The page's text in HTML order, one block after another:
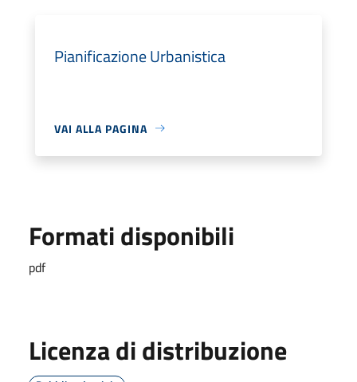
Pianificazione Urbanistica
VAI ALLA PAGINA
Formati disponibili
pdf
Licenza di distribuzione